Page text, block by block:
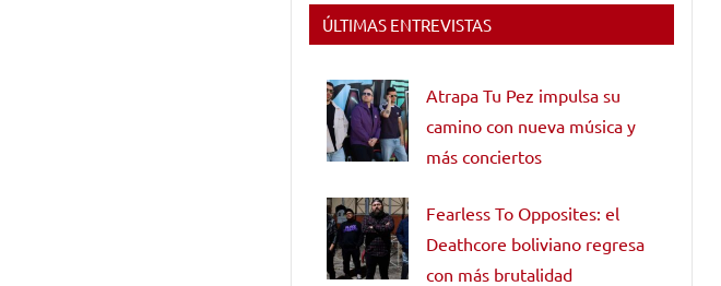
ÚLTIMAS ENTREVISTAS
Atrapa Tu Pez impulsa su
camino con nueva música y
más conciertos
Fearless To Opposites: el
Deathcore boliviano regresa
con más brutalidad